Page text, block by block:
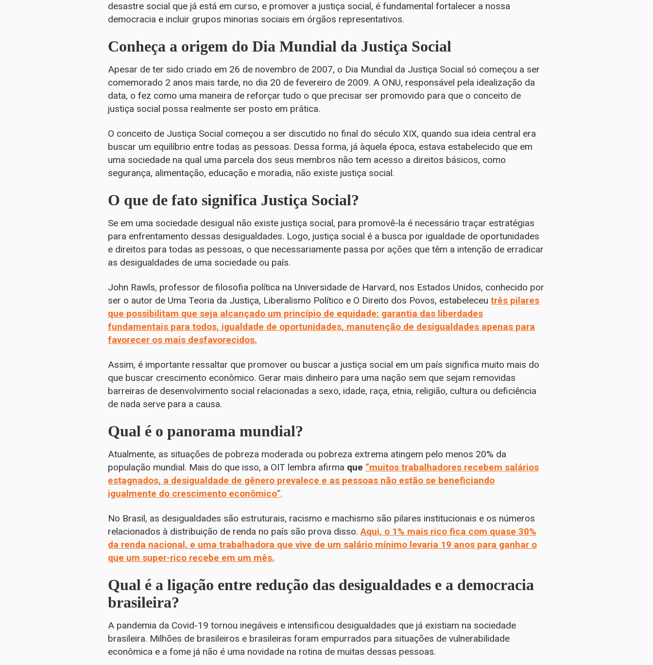
desastre social que já está em curso, e promover a justiça social, é fundamental fortalecer a nossa
democracia e incluir grupos minorias sociais em órgãos representativos.
Conheça a origem do Dia Mundial da Justiça Social
Apesar de ter sido criado em 26 de novembro de 2007, o Dia Mundial da Justiça Social só começou a ser
comemorado 2 anos mais tarde, no dia 20 de fevereiro de 2009. A ONU, responsável pela idealização da
data, o fez como uma maneira de reforçar tudo o que precisar ser promovido para que o conceito de
justiça social possa realmente ser posto em prática.
O conceito de Justiça Social começou a ser discutido no final do século XIX, quando sua ideia central era
buscar um equilíbrio entre todas as pessoas. Dessa forma, já àquela época, estava estabelecido que em
uma sociedade na qual uma parcela dos seus membros não tem acesso a direitos básicos, como
segurança, alimentação, educação e moradia, não existe justiça social.
O que de fato significa Justiça Social?
Se em uma sociedade desigual não existe justiça social, para promovê-la é necessário traçar estratégias
para enfrentamento dessas desigualdades. Logo, justiça social é a busca por igualdade de oportunidades
e direitos para todas as pessoas, o que necessariamente passa por ações que têm a intenção de erradicar
as desigualdades de uma sociedade ou país.
John Rawls, professor de filosofia política na Universidade de Harvard, nos Estados Unidos, conhecido por
ser o autor de Uma Teoria da Justiça, Liberalismo Político e O Direito dos Povos, estabeleceu três pilares
que possibilitam que seja alcançado um princípio de equidade: garantia das liberdades
fundamentais para todos, igualdade de oportunidades, manutenção de desigualdades apenas para
favorecer os mais desfavorecidos.
Assim, é importante ressaltar que promover ou buscar a justiça social em um país significa muito mais do
que buscar crescimento econômico. Gerar mais dinheiro para uma nação sem que sejam removidas
barreiras de desenvolvimento social relacionadas a sexo, idade, raça, etnia, religião, cultura ou deficiência
de nada serve para a causa.
Qual é o panorama mundial?
Atualmente, as situações de pobreza moderada ou pobreza extrema atingem pelo menos 20% da
população mundial. Mais do que isso, a OIT lembra afirma que “muitos trabalhadores recebem salários
estagnados, a desigualdade de gênero prevalece e as pessoas não estão se beneficiando
igualmente do crescimento econômico”.
No Brasil, as desigualdades são estruturais, racismo e machismo são pilares institucionais e os números
relacionados à distribuição de renda no país são prova disso.Aqui, o 1% mais rico fica com quase 30%
da renda nacional, e uma trabalhadora que vive de um salário mínimo levaria 19 anos para ganhar o
que um super-rico recebe em um mês.
Qual é a ligação entre redução das desigualdades e a democracia
brasileira?
A pandemia da Covid-19 tornou inegáveis e intensificou desigualdades que já existiam na sociedade
brasileira. Milhões de brasileiros e brasileiras foram empurrados para situações de vulnerabilidade
econômica e a fome já não é uma novidade na rotina de muitas dessas pessoas.